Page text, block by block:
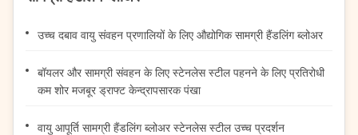
उच्च दबाव वायु संवहन प्रणालियों के लिए औद्योगिक सामग्री हैंडलिंग ब्लोअर
बॉयलर और सामग्री संवहन के लिए स्टेनलेस स्टील पहनने के लिए प्रतिरोधी
कम शोर मजबूर ड्राफ्ट केन्द्रापसारक पंखा
वायु आपूर्ति सामग्री हैंडलिंग ब्लोअर स्टेनलेस स्टील उच्च प्रदर्शन